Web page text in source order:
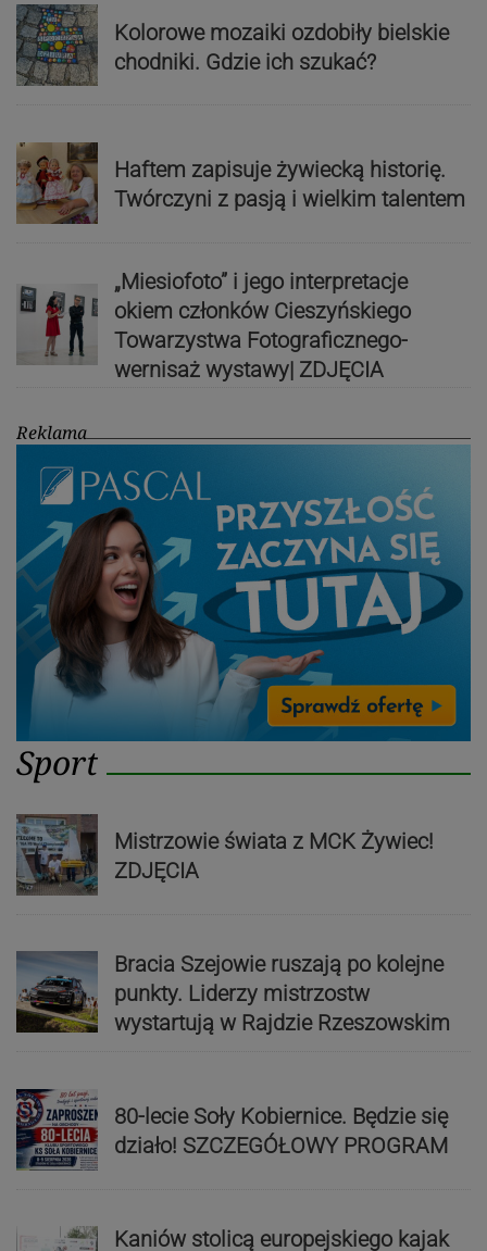
Kolorowe mozaiki ozdobiły bielskie
chodniki. Gdzie ich szukać?
Haftem zapisuje żywiecką historię.
Twórczyni z pasją i wielkim talentem
„Miesiofoto” i jego interpretacje
okiem członków Cieszyńskiego
Towarzystwa Fotograficznego-
wernisaż wystawy| ZDJĘCIA
Reklama
Sport
Mistrzowie świata z MCK Żywiec!
ZDJĘCIA
Bracia Szejowie ruszają po kolejne
punkty. Liderzy mistrzostw
wystartują w Rajdzie Rzeszowskim
80-lecie Soły Kobiernice. Będzie się
działo! SZCZEGÓŁOWY PROGRAM
Kaniów stolicą europejskiego kajak